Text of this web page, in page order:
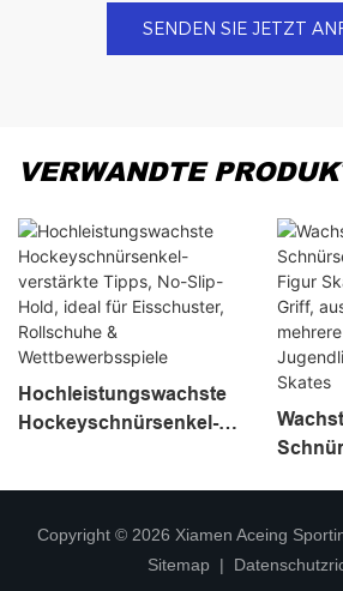
SENDEN SIE JETZT
VERWANDTE
Hochleistungswachste
Hockeyschnürsenkel-
Wettbewerbsspiele
Copyright © 2026 Xiamen Aceing
Sitemap |